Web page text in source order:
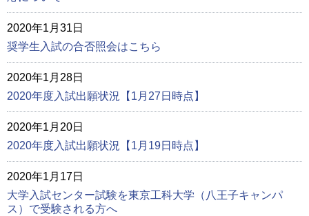
2020年1月31日
奨学生入試の合否照会はこちら
2020年1月28日
2020年度入試出願状況【1月27日時点】
2020年1月20日
2020年度入試出願状況【1月19日時点】
2020年1月17日
大学入試センター試験を東京工科大学（八王子キャンパ
ス）で受験される方へ